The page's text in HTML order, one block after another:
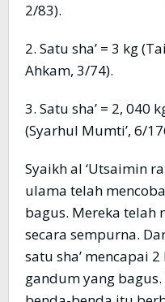
2/83).
2. Satu sha’ = 3 kg
Ahkam, 3/74).
3. Satu sha’ = 2, 040
(Syarhul Mumti’, 6/
Syaikh al ‘Utsaimin
ulama telah
bagus. Mereka telah
secara sempurna.
satu sha’ mencapai
gandum yang